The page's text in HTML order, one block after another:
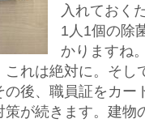
入れておく
1人1個の除
かりますね
れは絶対に。そし
後、職員証をカー
が続きます。建物